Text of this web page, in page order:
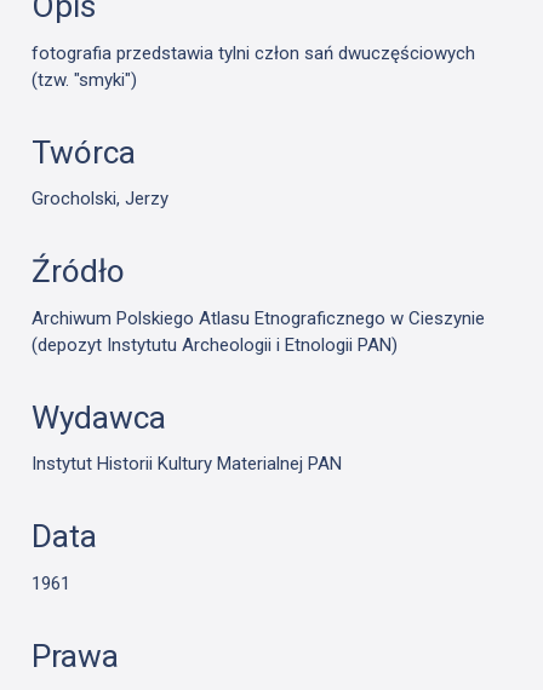
fotografia przedstawia tylni człon sań dwuczęściowych
(tzw. "smyki")
Twórca
Grocholski, Jerzy
Źródło
Archiwum Polskiego Atlasu Etnograficznego w Cieszynie
(depozyt Instytutu Archeologii i Etnologii PAN)
Wydawca
Instytut Historii Kultury Materialnej PAN
Data
1961
Prawa